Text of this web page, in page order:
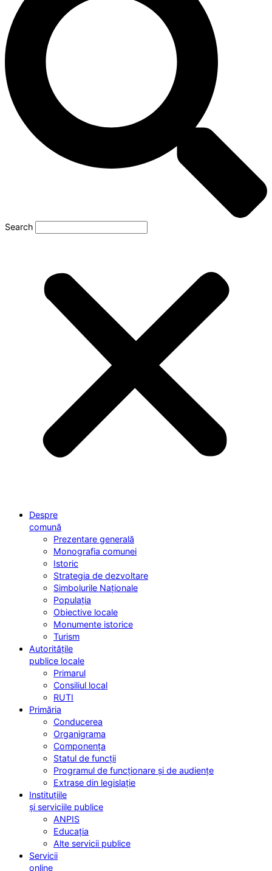
Search
Despre
comună
Prezentare generală
Monografia comunei
Istoric
Strategia de dezvoltare
Simbolurile Naționale
Populația
Obiective locale
Monumente istorice
Turism
Autoritățile
publice locale
Primarul
Consiliul local
RUTI
Primăria
Conducerea
Organigrama
Componența
Statul de funcții
Programul de funcționare și de audiențe
Extrase din legislație
Instituțiile
și serviciile publice
ANPIS
Educația
Alte servicii publice
Servicii
online